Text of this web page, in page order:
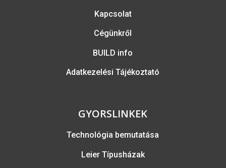
Kapcsolat
Cégünkről
BUILD info
Adatkezelési Tájékoztató
GYORSLINKEK
Technológia bemutatása
Leier Típusházak